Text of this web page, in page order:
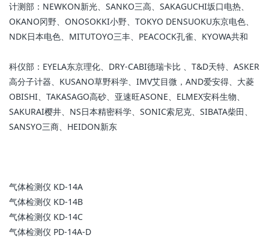
计测部：NEWKON新光、SANKO三高、SAKAGUCHI坂口电热、
OKANO冈野、ONOSOKKI小野、TOKYO DENSUOKU东京电色、
NDK日本电色、MITUTOYO三丰、PEACOCK孔雀、KYOWA共和
科仪部：EYELA东京理化、DRY-CABI德瑞卡比 、T&D天特、ASKER
高分子计器、KUSANO草野科学、IMV艾目微，AND爱安得、大菱
OBISHI、TAKASAGO高砂、亚速旺ASONE、ELMEX安科生物、
SAKURAI樱井、NS日本精密科学、SONIC索尼克、SIBATA柴田、
SANSYO三商、HEIDON新东
气体检测仪 KD-14A
气体检测仪 KD-14B
气体检测仪 KD-14C
气体检测仪 PD-14A-D